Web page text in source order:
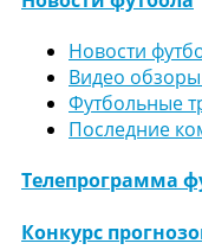
Новости
Видео
Футбольные
Последние
Телепрограмма
Конкурс